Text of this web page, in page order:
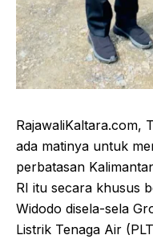
RajawaliKaltara.com,
ada matinya untuk
perbatasan
RI itu secara khusus
Widodo disela-sela
Listrik Tenaga Air